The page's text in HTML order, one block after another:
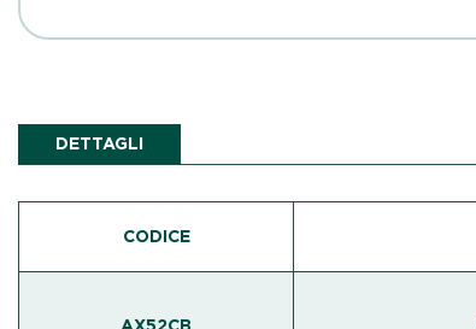
DETTAGLI
CODICE